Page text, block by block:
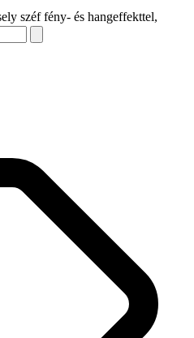
széf fény- és hangeffekttel,